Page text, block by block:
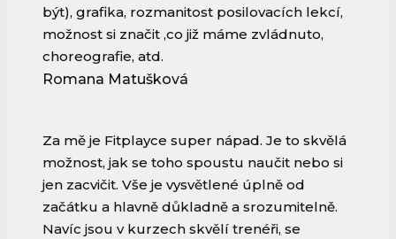
být), grafika, rozmanitost posilovacích lekcí,
možnost si značit ,co již máme zvládnuto,
choreografie, atd.
Romana Matušková
Za mě je Fitplayce super nápad. Je to skvělá
možnost, jak se toho spoustu naučit nebo si
jen zacvičit. Vše je vysvětlené úplně od
začátku a hlavně důkladně a srozumitelně.
Navíc jsou v kurzech skvělí trenéři, se